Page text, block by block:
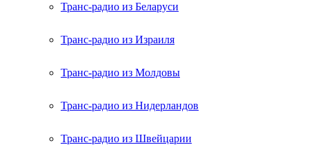
Транс-радио из Беларуси
Транс-радио из Израиля
Транс-радио из Молдовы
Транс-радио из Нидерландов
Транс-радио из Швейцарии